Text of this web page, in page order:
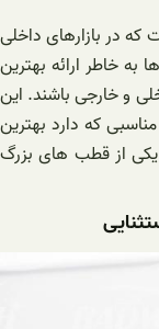
که در بازارهای داخلی
خاطر ارائه بهترین
و خارجی باشند. این
که دارد بهترین
یکی از قطب های بزرگ